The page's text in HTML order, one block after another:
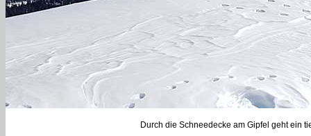
Durch die Schneedecke am Gipfel geht ein